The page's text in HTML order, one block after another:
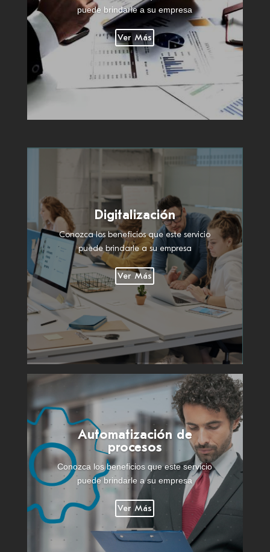
puede brindarle a su empresa
Ver Más
Digitalización
Conozca los beneficios que este servicio
puede brindarle a su empresa
Ver Más
Automatización de
procesos
Conozca los beneficios que este servicio
puede brindarle a su empresa
Ver Más